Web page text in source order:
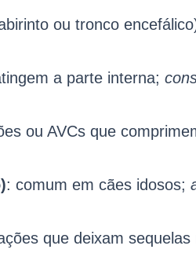
ou tronco
a parte interna;
ou AVCs que
: comum em cães idosos;
que deixam